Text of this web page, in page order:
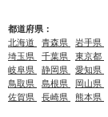
都道府県：
北海道
青森県 岩手県
埼玉県
千葉県 東京都
岐阜県
静岡県 愛知県
鳥取県
島根県 岡山県
佐賀県
長崎県 熊本県